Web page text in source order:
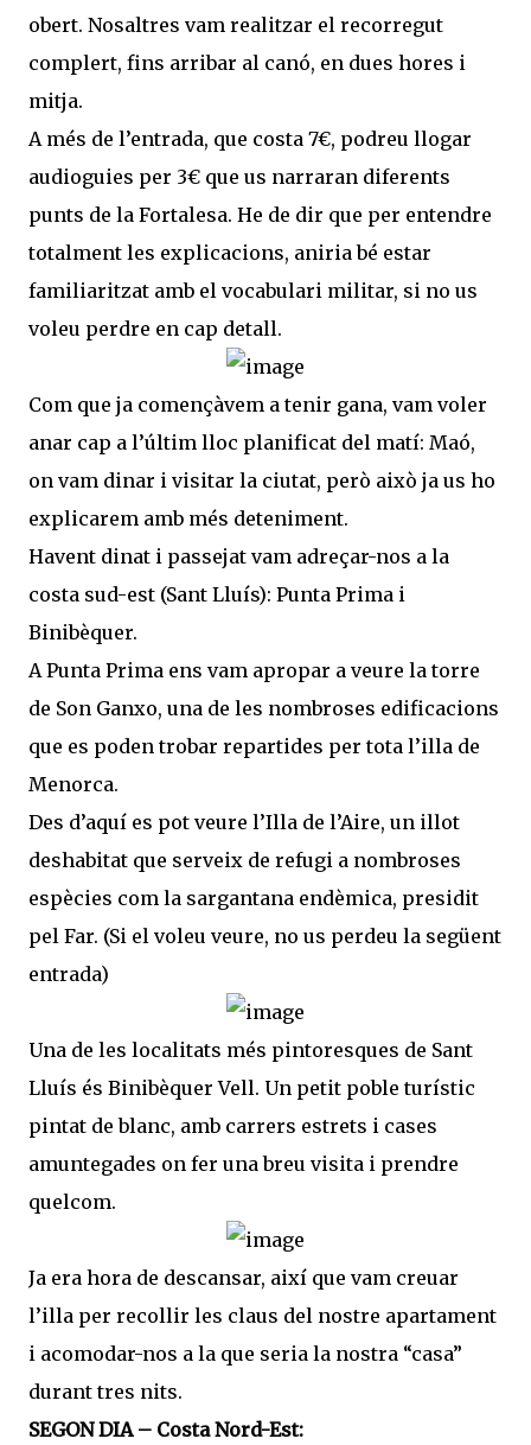
obert. Nosaltres vam realitzar el recorregut
complert, fins arribar al canó, en dues hores i
mitja.
A més de l’entrada, que costa 7€, podreu llogar
audioguies per 3€ que us narraran diferents
punts de la Fortalesa. He de dir que per entendre
totalment les explicacions, aniria bé estar
familiaritzat amb el vocabulari militar, si no us
voleu perdre en cap detall.
Com que ja començàvem a tenir gana, vam voler
anar cap a l’últim lloc planificat del matí: Maó,
on vam dinar i visitar la ciutat, però això ja us ho
explicarem amb més deteniment.
Havent dinat i passejat vam adreçar-nos a la
costa sud-est (Sant Lluís): Punta Prima i
Binibèquer.
A Punta Prima ens vam apropar a veure la torre
de Son Ganxo, una de les nombroses edificacions
que es poden trobar repartides per tota l’illa de
Menorca.
Des d’aquí es pot veure l’Illa de l’Aire, un illot
deshabitat que serveix de refugi a nombroses
espècies com la sargantana endèmica, presidit
pel Far. (Si el voleu veure, no us perdeu la següent
entrada)
Una de les localitats més pintoresques de Sant
Lluís és Binibèquer Vell. Un petit poble turístic
pintat de blanc, amb carrers estrets i cases
amuntegades on fer una breu visita i prendre
quelcom.
Ja era hora de descansar, així que vam creuar
l’illa per recollir les claus del nostre apartament
i acomodar-nos a la que seria la nostra “casa”
durant tres nits.
SEGON DIA – Costa Nord-Est: